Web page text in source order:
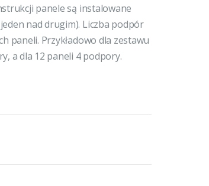
panele są instalowane
nad drugim). Liczba podpór
paneli. Przykładowo dla zestawu
a dla 12 paneli 4 podpory.